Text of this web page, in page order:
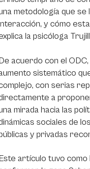
metodología que se
y cómo
la psicóloga
acuerdo con el
sistemático
con serias
a
mirada hacia las
sociales de
y privadas
artículo tuvo como